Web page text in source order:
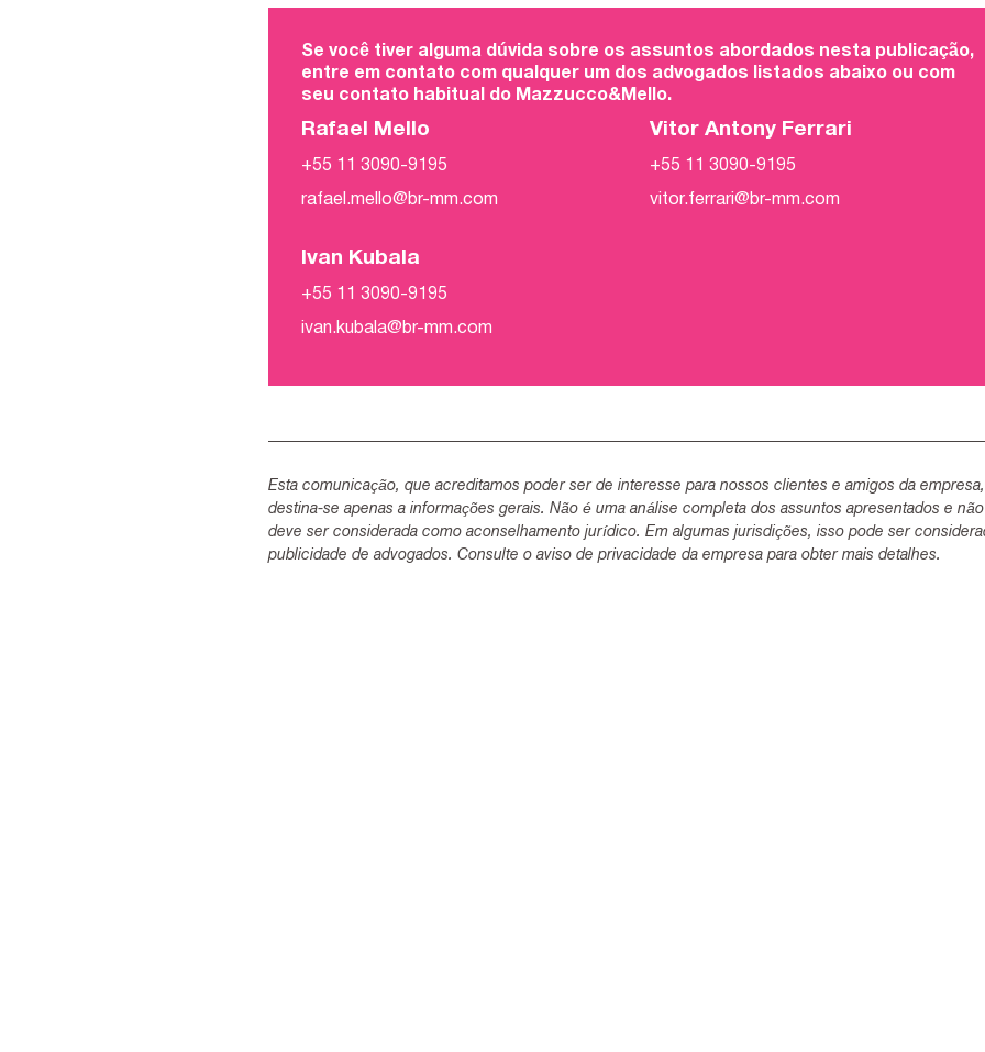
Se você tiver alguma dúvida sobre os assuntos abordados nesta publicação,
entre em contato com qualquer um dos advogados listados abaixo ou com
seu contato habitual do Mazzucco&Mello.
Rafael Mello
+55 11 3090-9195
rafael.mello@br-mm.com
Vitor Antony Ferrari
+55 11 3090-9195
vitor.ferrari@br-mm.com
Ivan Kubala
+55 11 3090-9195
ivan.kubala@br-mm.com
Esta comunicação, que acreditamos poder ser de interesse para nossos clientes e amigos da empresa,
destina-se apenas a informações gerais. Não é uma análise completa dos assuntos apresentados e não
deve ser considerada como aconselhamento jurídico. Em algumas jurisdições, isso pode ser
publicidade de advogados. Consulte o aviso de privacidade da empresa para obter mais detalhes.